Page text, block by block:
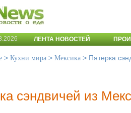
ЛЕНТА НОВОСТЕЙ
> Кухни мира > Мексика > Пятерка
сэндвичей из